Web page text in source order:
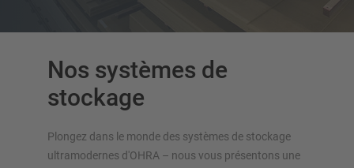
Nos systèmes de
stockage
Plongez dans le monde des systèmes de stockage
ultramodernes d'OHRA – nous vous présentons une
APERÇU DES SYSTÈMES DE
STOCKAGE